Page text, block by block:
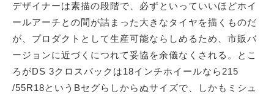
デザイナーは素描の段階で、必ずといっていいほどホイ
ールアーチとの間が詰まった大きなタイヤを描くものだ
が、プロダクトとして生産可能ならしめるため、市販バ
ージョンに近づくにつれて妥協を余儀なくされる。とこ
ろがDS 3クロスバックは18インチホイールなら215
/55R18というBセグらしからぬサイズで、しかもミシュ